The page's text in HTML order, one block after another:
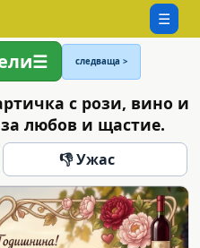
☰
следваща >
с рози, вино и
любов и щастие.
👎 Ужас